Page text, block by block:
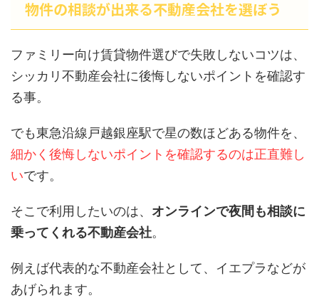
物件の相談が出来る不動産会社を選ぼう
ファミリー向け賃貸物件選びで失敗しないコツは、
シッカリ不動産会社に後悔しないポイントを確認す
る事。
でも東急沿線戸越銀座駅で星の数ほどある物件を、
細かく後悔しないポイントを確認するのは正直難し
いです。
そこで利用したいのは、 オンラインで夜間も相談に
乗ってくれる不動産会社。
例えば代表的な不動産会社として、イエプラなどが
あげられます。